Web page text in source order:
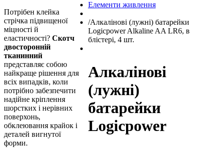
Потрібен клейка
стрічка підвищеної
міцності й
еластичності? Скотч
двосторонній
тканинний
представляє собою
найкраще рішення для
всіх випадків, коли
потрібно забезпечити
надійне кріплення
шорстких і нерівних
поверхонь,
обклеювання крайок і
деталей вигнутої
форми.
Елементи живлення
/Алкалінові (лужні) батарейки
Logicpower Alkaline AA LR6, в
блістері, 4 шт.
Алкалінові
(лужні)
батарейки
Logicpower